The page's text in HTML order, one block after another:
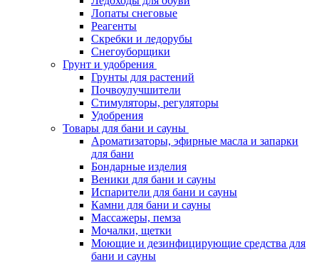
Лопаты снеговые
Реагенты
Скребки и ледорубы
Снегоуборщики
Грунт и удобрения
Грунты для растений
Почвоулучшители
Стимуляторы, регуляторы
Удобрения
Товары для бани и сауны
Ароматизаторы, эфирные масла и запарки
для бани
Бондарные изделия
Веники для бани и сауны
Испарители для бани и сауны
Камни для бани и сауны
Массажеры, пемза
Мочалки, щетки
Моющие и дезинфицирующие средства для
бани и сауны